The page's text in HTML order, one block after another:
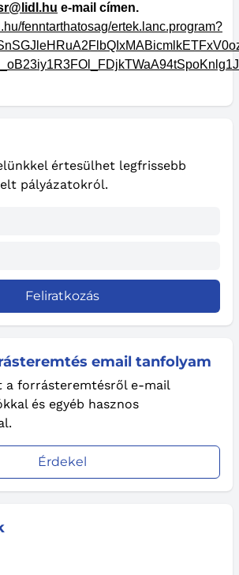
értesülhet legfrissebb
pályázatokról.
Feliratkozás
email tanfolyam
a forrásteremtésről e-mail
és egyéb hasznos
Érdekel
e-mail címen.
fenntarthatosag/ertek.lanc.program?